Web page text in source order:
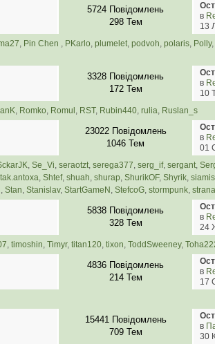
5724 Повідомлень
298 Тем
в
13
, Pin Chen , PKarlo, plumelet, podvoh, polaris, Polly,
3328 Повідомлень
172 Тем
в
10
, Romko, Romul , RST, Rubin440, rulia, Ruslan_s
23022 Повідомлень
1046 Тем
в
01
, Se_Vi, seraotzt, serega377, serg_if, sergant,
, Shtef, shuah, shurap, ShurikOF, Shyrik,
, Stan, Stanislav, StartGameN , StefcoG, stormpunk, strana
5838 Повідомлень
328 Тем
в
24
, timoshin, Timyr, titan120, tixon, ToddSweenеy,
4836 Повідомлень
214 Тем
в
17
15441 Повідомлень
709 Тем
в
30